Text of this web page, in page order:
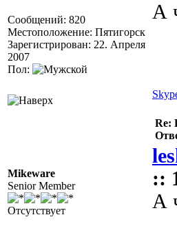
Сообщений: 820
Местоположение: Пятигорск
Зарегистрирован: 22. Апреля
2007
Пол:
А
Mikeware
Senior Member
Отсутствует
Re:
::
А